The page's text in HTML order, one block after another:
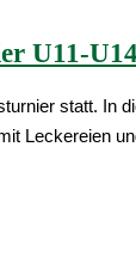
U11-U14
statt. In
Leckereien